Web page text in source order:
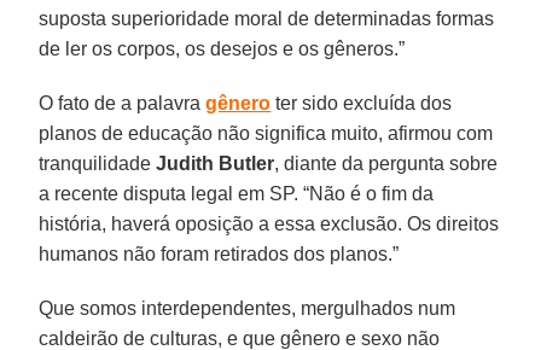
suposta superioridade moral de determinadas formas
de ler os corpos, os desejos e os gêneros.”
O fato de a palavragênero ter sido excluída dos
planos de educação não significa muito, afirmou com
tranquilidadeJudith Butler, diante da pergunta sobre
a recente disputa legal em SP. “Não é o fim da
história, haverá oposição a essa exclusão. Os direitos
humanos não foram retirados dos planos.”
Que somos interdependentes, mergulhados num
caldeirão de culturas, e que gênero e sexo não